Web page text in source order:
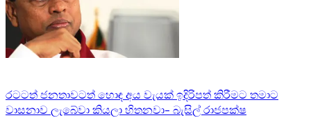
රටටත් ජනතාවටත් හොඳ අය වැයක් ඉදිරිපත් කිරීමට තමාට
වාසනාව ලැබේවා කියලා හිතනවා- බැසිල් රාජපක්ෂ